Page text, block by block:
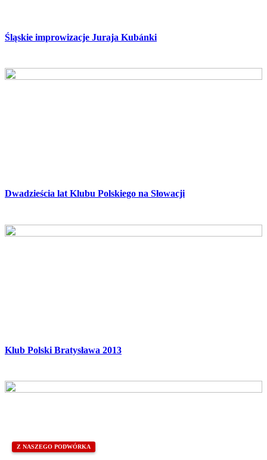
Śląskie improwizacje Juraja Kubánki
Dwadzieścia lat Klubu Polskiego na Słowacji
Klub Polski Bratysława 2013
Z NASZEGO PODWÓRKA